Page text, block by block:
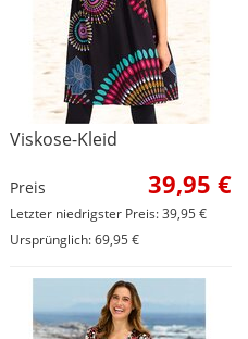
Viskose-Kleid
Preis 39,95 €
Letzter niedrigster Preis: 39,95 €
Ursprünglich: 69,95 €